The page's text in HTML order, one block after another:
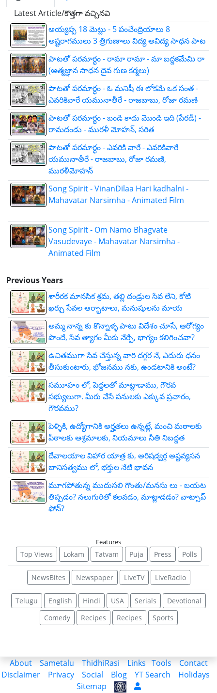
Latest Article/కొత్తగా వచ్చినవి
అయ్యప్ప 18 మెట్లు - 5 పంచేంద్రియాలు 8
అష్టరాగములు 3 త్రిగుణాలు విద్య అవిద్య సాధన పాట
పాటతో పరమార్ధం - రామా రామా - మా బద్దకమేమి రా
(ఆత్మజ్ఞాన సాధన దైవ గుణ కర్మలు)
పాటతో పరమార్ధం - ఓ మనిషీ ఈ లోకమే ఒక సంత -
ఎవరికివారే యమునాతీరే - రాజబాబు, రోజా రమణి
పాటతో పరమార్ధం - బండి కాదు మొండి ఇది (పేరడీ) -
రామదండు - మురళీ మోహన్, సరిత
పాటతో పరమార్ధం - ఎవరికి వారే - ఎవరికివారే
యమునాతీరే - రాజబాబు, రోజా రమణి,
మురళీమోహన్
Song Spirit - VinanDilaa Hari kadhalni -
Mahavatar Narsimha - Animated Film
Song Spirit - Om Namo Bhagvate
Vasudevaye - Mahavatar Narsimha -
Animated Film
Previous Years
శారీరక మానసిక శ్రమ, తల్లి దండ్రుల సేవ లేని, కోటి
ఖర్చు సేవల ఆర్భాటాలు, మనుషులను మాయ
అమ్మ నాన్న కు కొన్నాళ్ళ పాటు విదేశం చూసే, ఆరోగ్యం
పొందే, సేవ త్యాగం మీకు నేర్పే, భాగ్యం కలిగించవా?
ఉచితముగా సేవ చేస్తున్న వారి దగ్గర నే, ఎదురు ధనం
తీసుకుంటారు, భోజనము నకు, ఉండటానికి అంటే?
సమూహం లో, పెద్దలతో మాట్లాడాము, గౌరవ
సభ్యులుగా. మీరు చేసే పనులకు ఎక్కువ ప్రచారం,
గౌరవము?
పెళ్ళికి, ఉద్యోగానికి అర్హతలు ఉన్నట్లే, మంచి మఠాలకు
పీఠాలకు ఆశ్రమాలకు, నియమాలు నీతి నిబద్దత
దేవాలయాల విహార యాత్ర కు, అరిషడ్వర్గ అష్టవ్యసన
బానిసత్వము లో, భక్తుల నేటి భావన
మూగపోతున్న ముదుసలి గొంతు/మనసు లు - బయట
తిప్పడం? నలుగురితో కలవడం, మాట్లాడడం? వాట్సాప్
ఫోన్?
Features
Top Views Lokam Tatvam Puja Press Polls
NewsBites Newspaper LiveTV LiveRadio
Telugu English Hindi USA Serials
Devotional
Comedy
Recipes Recipes Sports
About Sametalu ThidhiRasi Links Tools
Contact
Disclaimer
Privacy Social Blog YT Search
Holidays
Sitemap